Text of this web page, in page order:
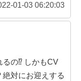
01-03 06:20:03
るの⁉︎ しかもCV
対にお迎えする